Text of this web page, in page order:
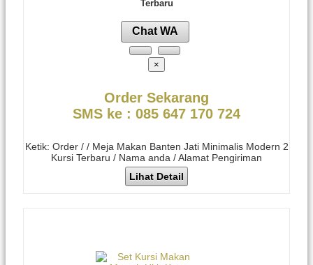
Terbaru
Chat WA
×
Order Sekarang
SMS ke : 085 647 170 724
Ketik: Order / / Meja Makan Banten Jati Minimalis Modern 2
Kursi Terbaru / Nama anda / Alamat Pengiriman
Lihat Detail